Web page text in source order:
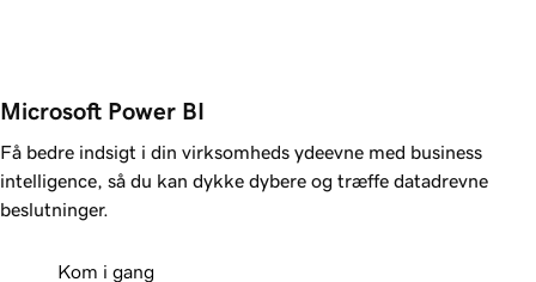
Microsoft Power BI
Få bedre indsigt i din virksomheds ydeevne med business
intelligence, så du kan dykke dybere og træffe datadrevne
beslutninger.
Kom i gang